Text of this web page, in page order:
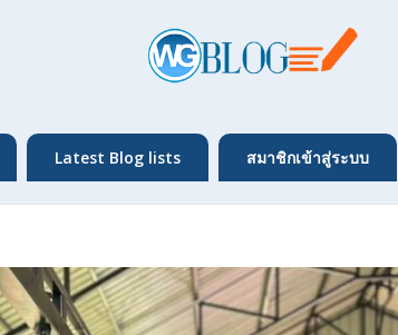
Latest Blog lists สมาชิกเข้าสู่ระบบ